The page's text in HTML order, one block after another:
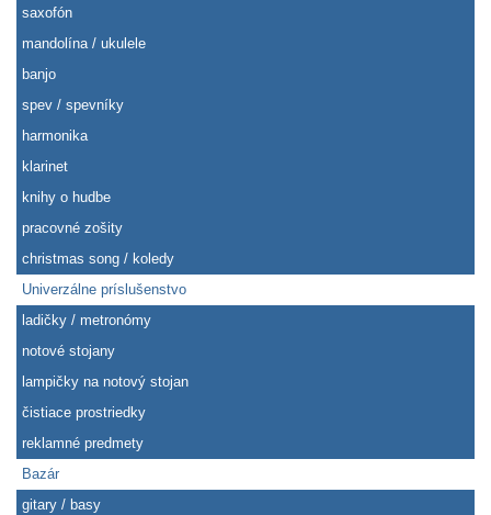
saxofón
mandolína / ukulele
banjo
spev / spevníky
harmonika
klarinet
knihy o hudbe
pracovné zošity
christmas song / koledy
Univerzálne príslušenstvo
ladičky / metronómy
notové stojany
lampičky na notový stojan
čistiace prostriedky
reklamné predmety
Bazár
gitary / basy